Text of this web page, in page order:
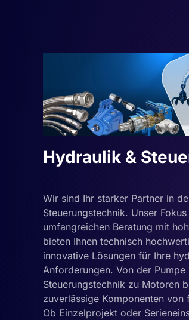
Hydraulik &
Wir sind Ihr starker Partner in
Steuerungstechnik. Unser
umfangreichen Beratung mit
bieten Ihnen technisch
innovative Lösungen für Ihre
Anforderungen. Von der Pumpe
Steuerungstechnik zu Motoren
zuverlässige Komponenten von
Ob Einzelprojekt oder